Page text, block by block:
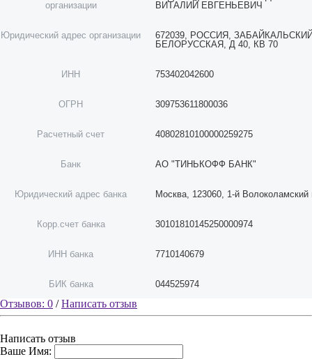
организации
ВИТАЛИЙ ЕВГЕНЬЕВИЧ
Юридический адрес организации
672039, РОССИЯ,
БЕЛОРУССКАЯ, Д 40, КВ 70
ИНН 753402042600
ОГРН 309753611800036
Расчетный счет 40802810100000259275
Банк АО "ТИНЬКОФФ БАНК"
Юридический адрес банка Москва, 123060, 1-й
Корр.счет банка 30101810145250000974
ИНН банка 7710140679
БИК банка 044525974
Отзывов: 0 /Написать отзыв
Написать отзыв
Ваше Имя: